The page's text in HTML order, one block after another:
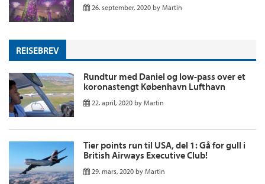
26. september, 2020 by Martin
REISEBREV
Rundtur med Daniel og low-pass over et
koronastengt København Lufthavn
22. april, 2020 by Martin
Tier points run til USA, del 1: Gå for gull i
British Airways Executive Club!
29. mars, 2020 by Martin